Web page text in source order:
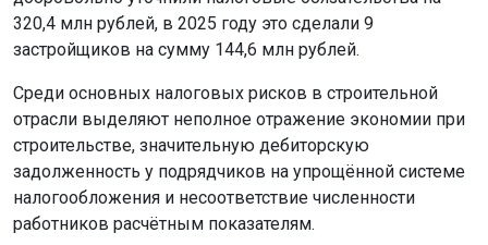
320,4 млн рублей, в 2025 году это сделали 9
застройщиков на сумму 144,6 млн рублей.
Среди основных налоговых рисков в строительной
отрасли выделяют неполное отражение экономии при
строительстве, значительную дебиторскую
задолженность у подрядчиков на упрощённой системе
налогообложения и несоответствие численности
работников расчётным показателям.